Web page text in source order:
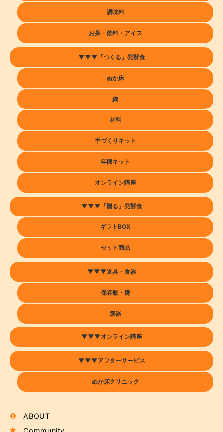
調味料
お茶・飲料・アイス
▼▼▼「つくる」発酵食
ぬか床
麹
材料
手づくりキット
年間キット
オンライン講座
▼▼▼「贈る」発酵食
ギフトBOX
セット商品
▼▼▼道具・食器
保存瓶・甕
漆器
▼▼▼オンライン講座
▼▼▼アフターサービス
ぬか床クリニック
ABOUT
Community
【6月上旬出荷・数量限定】無農薬青梅（1kg・福井県産）
2026/06/17
しました。まだ漬けたばかりで味はわかりませんが、美味しく出
来上がってほしいです。
黒い斑点は仕方ないのですが、ジュクじゅくしていて茶色くなっ
ている箇所が多く このまま遣っていいのか判断もつかず 使えそ
うなものだけを梅酒にしました、
届きました!無農薬の安心な梅！さっそく梅仕事です。梅シロッ
プ、梅コーラ、仕込みます。出来上がりが楽しみです。
【5月26日頃出荷・数量限定】無農薬青梅（1kg・愛媛県産）
2026/06/01
2026/05/06